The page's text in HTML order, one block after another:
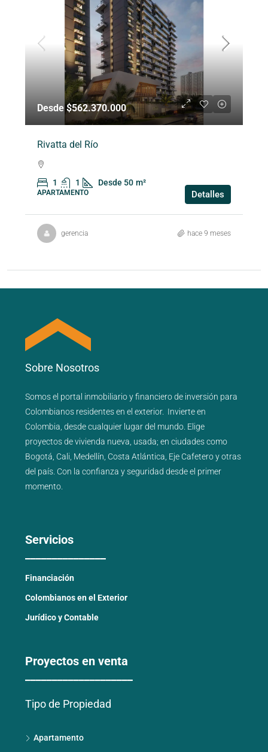
Desde $562.370.000
Rivatta del Río
1 1 Desde 50 m²
APARTAMENTO Detalles
gerencia hace 9 meses
Sobre Nosotros
Somos el portal inmobiliarioyfinancierode inversión para
Colombianos residentes en el exterior. Invierte en
Colombia, desde cualquier lugar del mundo. Elige
proyectos devivienda nueva, usada; en ciudades como
Bogotá, Cali, Medellín, Costa Atlántica, Eje Cafeteroyotras
del país. Con la confianza y seguridad desde el primer
momento.
Servicios
Financiación
Colombianos en el Exterior
Jurídico y Contable
Proyectos en venta
Tipo de Propiedad
Apartamento